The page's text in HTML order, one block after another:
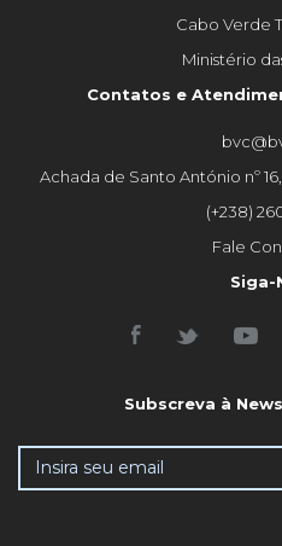
Cabo Verde
Ministério
Contatos e
Achada de Santo António nº
(+238)
Fale
Siga-
Subscreva à